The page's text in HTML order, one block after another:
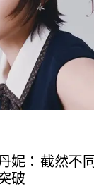
妮：截然不
破